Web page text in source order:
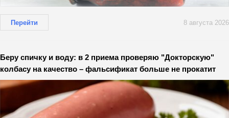
Перейти 8 августа 2026
Беру спичку и воду: в 2 приема проверяю "Докторскую"
колбасу на качество – фальсификат больше не прокатит